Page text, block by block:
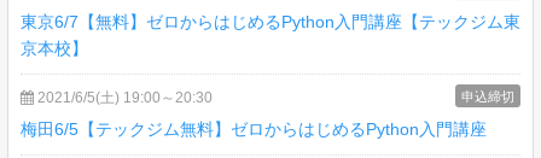
東京6/7【無料】ゼロからはじめるPython入門講座【テックジム東
京本校】
2021/6/5(土) 19:00～20:30
梅田6/5【テックジム無料】ゼロからはじめるPython入門講座
申込締切